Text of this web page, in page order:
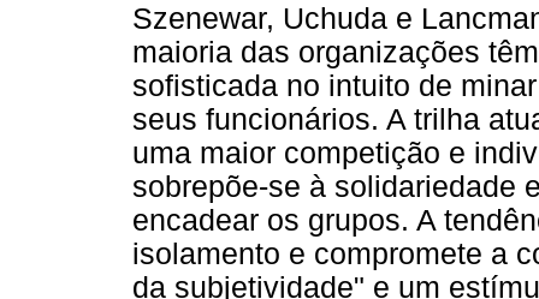
Szenewar, Uchuda e
maioria das organizações
sofisticada no intuito de
seus funcionários. A trilha
uma maior competição e
sobrepõe-se à solidariedade
encadear os grupos. A
isolamento e compromete a
da subjetividade" e um